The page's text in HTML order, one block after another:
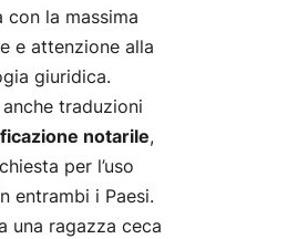
con la massima
e attenzione alla
giuridica.
traduzioni
notarile,
per l’uso
entrambi i Paesi.
una ragazza ceca